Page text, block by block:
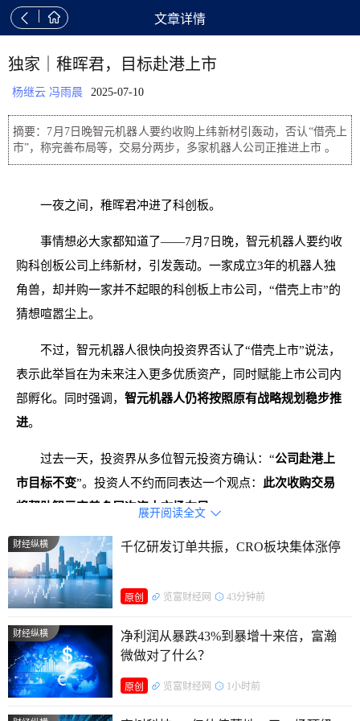
  文章详情
独家｜稚晖君，目标赴港上市
杨继云 冯雨晨 2025-07-10
摘要：7月7日晚智元机器人要约收购上纬新材引轰动，否认“借壳上
市”，称完善布局等，交易分两步，多家机器人公司正推进上市 。
一夜之间，稚晖君冲进了科创板。
事情想必大家都知道了——7月7日晚，智元机器人要约收
购科创板公司上纬新材，引发轰动。一家成立3年的机器人独
角兽，却并购一家并不起眼的科创板上市公司，“借壳上市”的
猜想喧嚣尘上。
不过，智元机器人很快向投资界否认了“借壳上市”说法，
表示此举旨在为未来注入更多优质资产，同时赋能上市公司内
部孵化。同时强调， 智元机器人仍将按照原有战略规划稳步推
进。
过去一天，投资界从多位智元投资方确认：“公司赴港上
市目标不变”。投资人不约而同表达一个观点： 此次收购交易
将帮助智元完善多层次资本市场布局
所谓“借壳上市”，似乎小看了智元。人形机器人第 一股即
将要揭晓了。
智元操刀一笔轰动并购案
藏着这些信息
回过头看，这一笔神奇并购案实在有太多值得细细咀嚼的
地方。
展开阅读全文 
财经纵横 千亿研发订单共振，CRO板块集体涨停
原创 览富财经网 43分钟前
财经纵横
净利润从暴跌43%到暴增十来倍，富瀚
微做对了什么？
原创 览富财经网 1小时前